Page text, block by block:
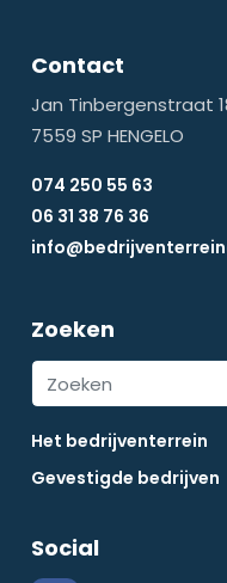
Contact
Jan Tinbergenstraat
7559 SP HENGELO
074 250 55 63
06 31 38 76 36
Zoeken
Het bedrijventerrein
Gevestigde bedrijven
Social